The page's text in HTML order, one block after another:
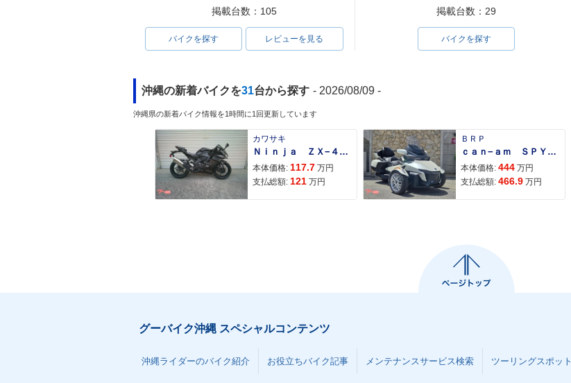
掲載台数：105
バイクを探す レビューを見る
掲載台数：29
バイクを探す
沖縄の新着バイクを31台から探す - 2026/08/09 -
沖縄県の新着バイク情報を1時間に1回更新しています
カワサキ
Ｎｉｎｊａ ＺＸ−４Ｒ ＳＥ
本体価格: 117.7 万円
支払総額: 121 万円
ＢＲＰ
ｃａｎ−ａｍ ＳＰＹＤＥＲ ＲＴ ＬＩＭＩＴＥＤ
本体価格: 444 万円
支払総額: 466.9 万円
グーバイク沖縄 スペシャルコンテンツ
沖縄ライダーのバイク紹介 お役立ちバイク記事 メンテナンスサービス検索 ツーリングスポット